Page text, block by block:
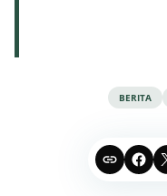
BERITA